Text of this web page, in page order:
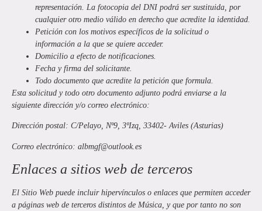
representación. La fotocopia del DNI podrá ser sustituida, por
cualquier otro medio válido en derecho que acredite la identidad.
Petición con los motivos específicos de la solicitud o
información a la que se quiere acceder.
Domicilio a efecto de notificaciones.
Fecha y firma del solicitante.
Todo documento que acredite la petición que formula.
Esta solicitud y todo otro documento adjunto podrá enviarse a la
siguiente dirección y/o correo electrónico:
Dirección postal: C/Pelayo, Nº9, 3ºIzq, 33402- Aviles (Asturias)
Correo electrónico: albmgf@outlook.es
Enlaces a sitios web de terceros
El Sitio Web puede incluir hipervínculos o enlaces que permiten acceder
a páginas web de terceros distintos de Música, y que por tanto no son